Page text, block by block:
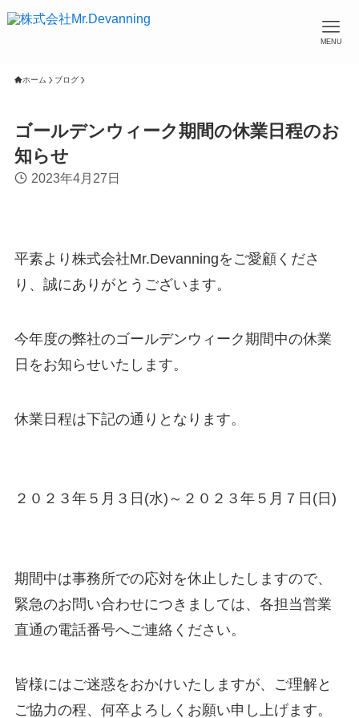
MENU
ホーム ブログ
ゴールデンウィーク期間の休業日程のお
知らせ
2023年4月27日
平素より株式会社Mr.Devanningをご愛顧くださ
り、誠にありがとうございます。
今年度の弊社のゴールデンウィーク期間中の休業
日をお知らせいたします。
休業日程は下記の通りとなります。
２０２３年５月３日(水)～２０２３年５月７日(日)
期間中は事務所での応対を休止したしますので、
緊急のお問い合わせにつきましては、各担当営業
直通の電話番号へご連絡ください。
皆様にはご迷惑をおかけいたしますが、ご理解と
ご協力の程、何卒よろしくお願い申し上げます。